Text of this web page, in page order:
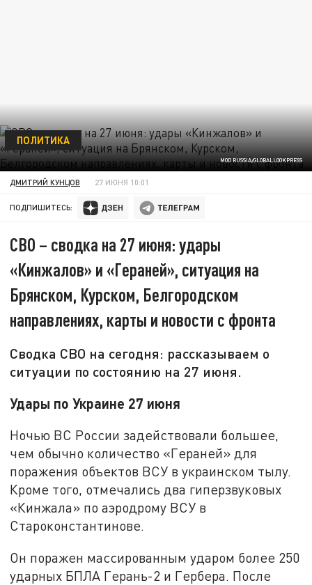
MOD RUSSIA/GLOBALLOOKPRESS
ПОЛИТИКА
ДМИТРИЙ КУНЦОВ 27 ИЮНЯ 10:01
ПОДПИШИТЕСЬ:
СВО – сводка на 27 июня: удары
«Кинжалов» и «Гераней», ситуация на
Брянском, Курском, Белгородском
направлениях, карты и новости с фронта
Сводка СВО на сегодня: рассказываем о
ситуации по состоянию на 27 июня.
Удары по Украине 27 июня
Ночью ВС России задействовали большее,
чем обычно количество «Гераней» для
поражения объектов ВСУ в украинском тылу.
Кроме того, отмечались два гиперзвуковых
«Кинжала» по аэродрому ВСУ в
Староконстантинове.
Он поражен массированным ударом более 250
ударных БПЛА Герань-2 и Гербера. После